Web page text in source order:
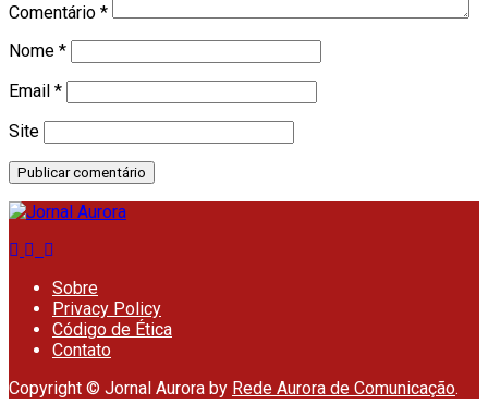
Comentário *
Nome *
Email *
Site
Sobre
Privacy Policy
Código de Ética
Contato
Copyright © Jornal Aurora by Rede Aurora de Comunicação.